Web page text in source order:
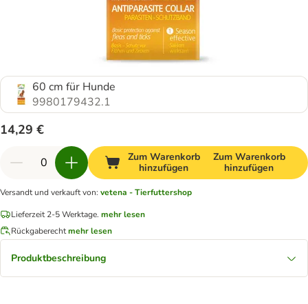
60 cm für Hunde
9980179432.1
14,29 €
Zum Warenkorb
hinzufügen
Zum Warenkorb
hinzufügen
Versandt und verkauft von: vetena - Tierfuttershop
Lieferzeit 2-5 Werktage. mehr lesen
Rückgaberechtmehr lesen
Produktbeschreibung